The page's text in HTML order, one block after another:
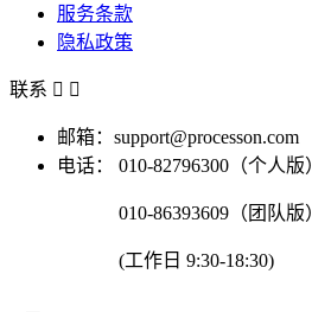
服务条款
隐私政策
联系  
邮箱：support@processon.com
电话：
010-82796300（个人版
010-86393609（团队版
(工作日 9:30-18:30)